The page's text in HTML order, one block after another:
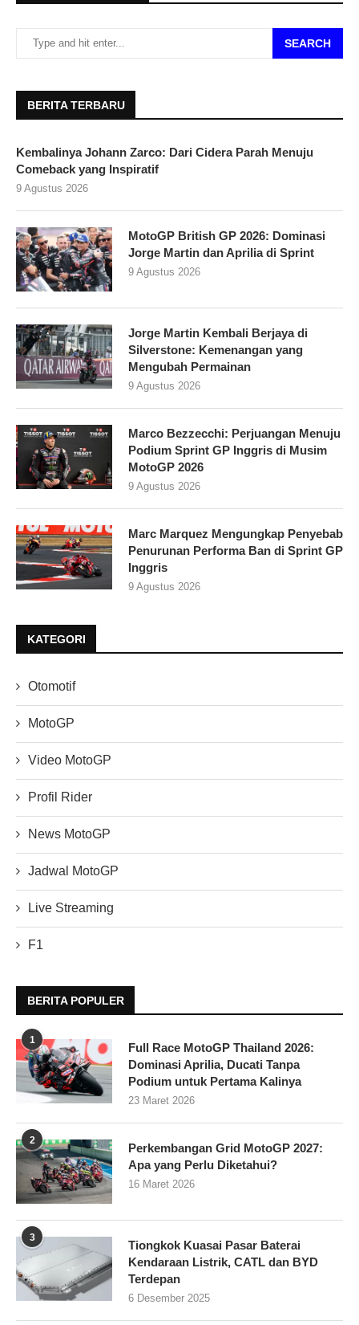
SEARCH
BERITA TERBARU
Kembalinya Johann Zarco: Dari Cidera Parah Menuju
Comeback yang Inspiratif
9 Agustus 2026
MotoGP British GP 2026: Dominasi
Jorge Martin dan Aprilia di Sprint
9 Agustus 2026
Jorge Martin Kembali Berjaya di
Silverstone: Kemenangan yang
Mengubah Permainan
9 Agustus 2026
Marco Bezzecchi: Perjuangan Menuju
Podium Sprint GP Inggris di Musim
MotoGP 2026
9 Agustus 2026
Marc Marquez Mengungkap Penyebab
Penurunan Performa Ban di Sprint GP
Inggris
9 Agustus 2026
KATEGORI
Otomotif
MotoGP
Video MotoGP
Profil Rider
News MotoGP
Jadwal MotoGP
Live Streaming
F1
BERITA POPULER
1
Full Race MotoGP Thailand 2026:
Dominasi Aprilia, Ducati Tanpa
Podium untuk Pertama Kalinya
23 Maret 2026
2
Perkembangan Grid MotoGP 2027:
Apa yang Perlu Diketahui?
16 Maret 2026
3
Tiongkok Kuasai Pasar Baterai
Kendaraan Listrik, CATL dan BYD
Terdepan
6 Desember 2025